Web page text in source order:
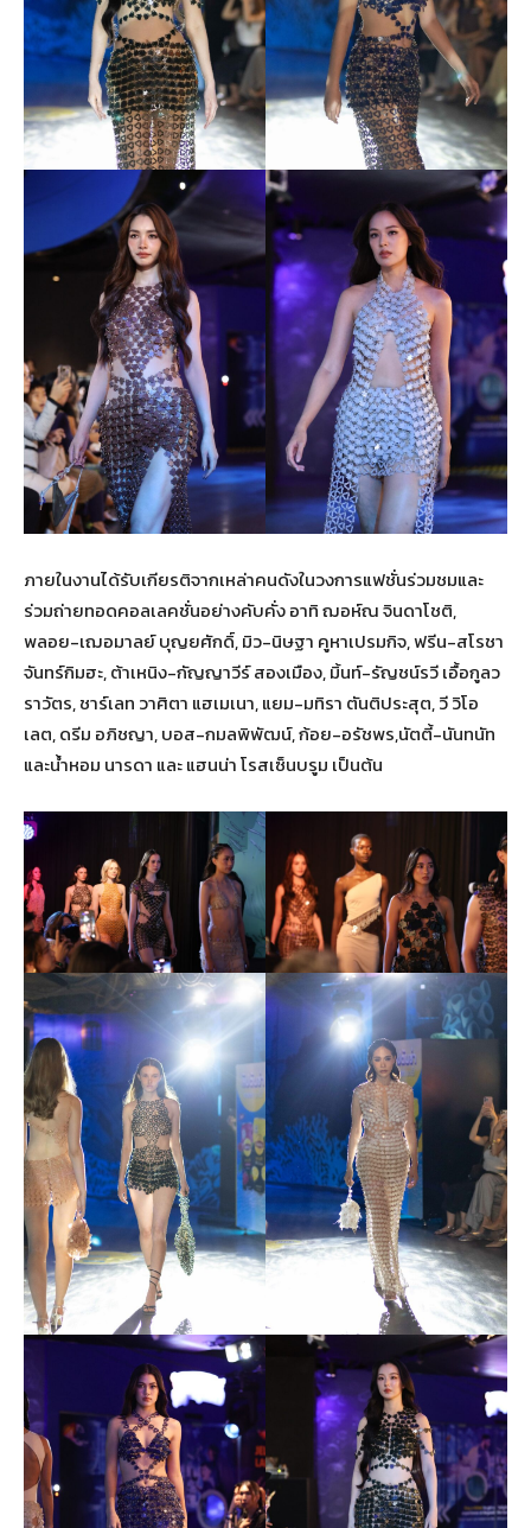
ภายในงานได้รับเกียรติจากเหล่าคนดังในวงการแฟชั่นร่วมชมและ
ร่วมถ่ายทอดคอลเลคชั่นอย่างคับคั่ง อาทิ ฌอห์ณ จินดาโชติ,
พลอย-เฌอมาลย์ บุญยศักดิ์, มิว-นิษฐา คูหาเปรมกิจ, ฟรีน-สโรชา
จันทร์กิมฮะ, ต้าเหนิง-กัญญาวีร์ สองเมือง, มิ้นท์-รัญชน์รวี เอื้อกูลว
ราวัตร, ชาร์เลท วาศิตา แฮเมเนา, แยม-มทิรา ตันติประสุต, วี วิโอ
เลต, ดรีม อภิชญา, บอส-กมลพิพัฒน์, ก้อย-อรัชพร,นัตตี้-นันทนัท
และน้ำหอม นารดา และ แฮนน่า โรสเซ็นบรูม เป็นต้น